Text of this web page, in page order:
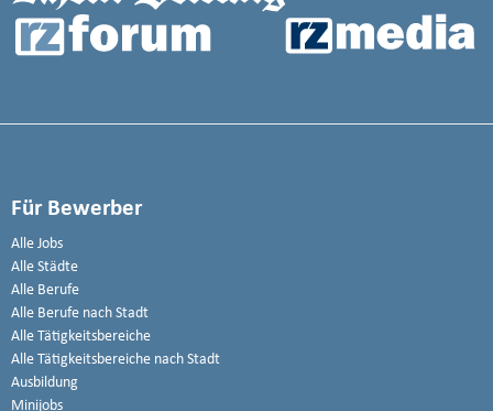
Für Bewerber
Alle Jobs
Alle Städte
Alle Berufe
Alle Berufe nach Stadt
Alle Tätigkeitsbereiche
Alle Tätigkeitsbereiche nach Stadt
Ausbildung
Minijobs